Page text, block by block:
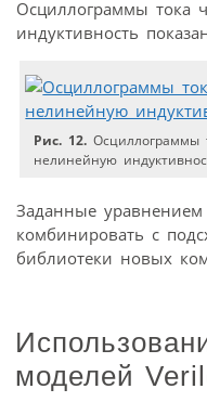
Осциллограммы тока
индуктивность
Рис. 12. Осциллограммы
нелинейную
Заданные
комбинировать с
библиотеки новых
моделей